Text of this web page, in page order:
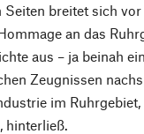
breitet sich
an das
aus – ja beinah
Zeugnissen
im
hinterließ.